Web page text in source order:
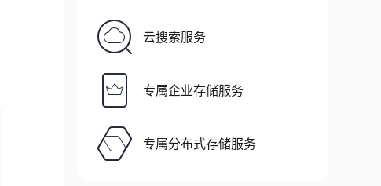
云搜索服务
专属企业存储服务
专属分布式存储服务